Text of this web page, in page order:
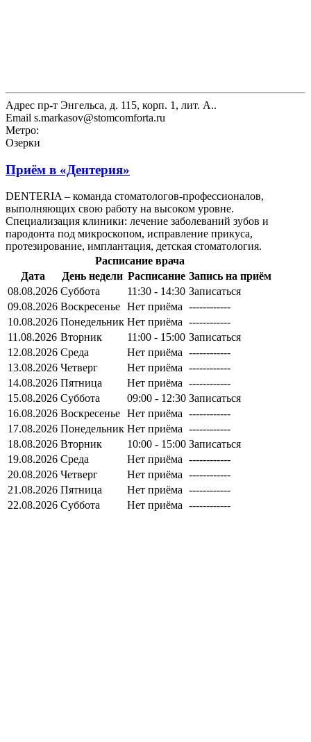
Адрес пр-т Энгельса, д. 115, корп. 1, лит. А..
Email s.markasov@stomcomforta.ru
Метро:
Озерки
Приём в «Дентерия»
DENTERIA – команда стоматологов-профессионалов,
выполняющих свою работу на высоком уровне.
Специализация клиники: лечение заболеваний зубов и
пародонта под микроскопом, исправление прикуса,
протезирование, имплантация, детская стоматология.
Расписание врача
Дата
День недели Расписание Запись на приём
08.08.2026 Суббота 11:30 - 14:30 Записаться
09.08.2026 Воскресенье Нет приёма ------------
10.08.2026 Понедельник Нет приёма ------------
11.08.2026 Вторник 11:00 - 15:00 Записаться
12.08.2026 Среда Нет приёма ------------
13.08.2026 Четверг Нет приёма ------------
14.08.2026 Пятница Нет приёма ------------
15.08.2026 Суббота 09:00 - 12:30 Записаться
16.08.2026 Воскресенье Нет приёма ------------
17.08.2026 Понедельник Нет приёма ------------
18.08.2026 Вторник 10:00 - 15:00 Записаться
19.08.2026 Среда Нет приёма ------------
20.08.2026 Четверг Нет приёма ------------
21.08.2026 Пятница Нет приёма ------------
22.08.2026 Суббота Нет приёма ------------